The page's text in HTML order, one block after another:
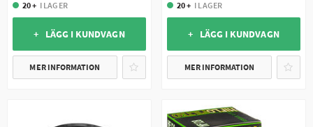
20 + I LAGER
+ LÄGG I KUNDVAGN
MER INFORMATION
20 + I LAGER
+ LÄGG I KUNDVAGN
MER INFORMATION